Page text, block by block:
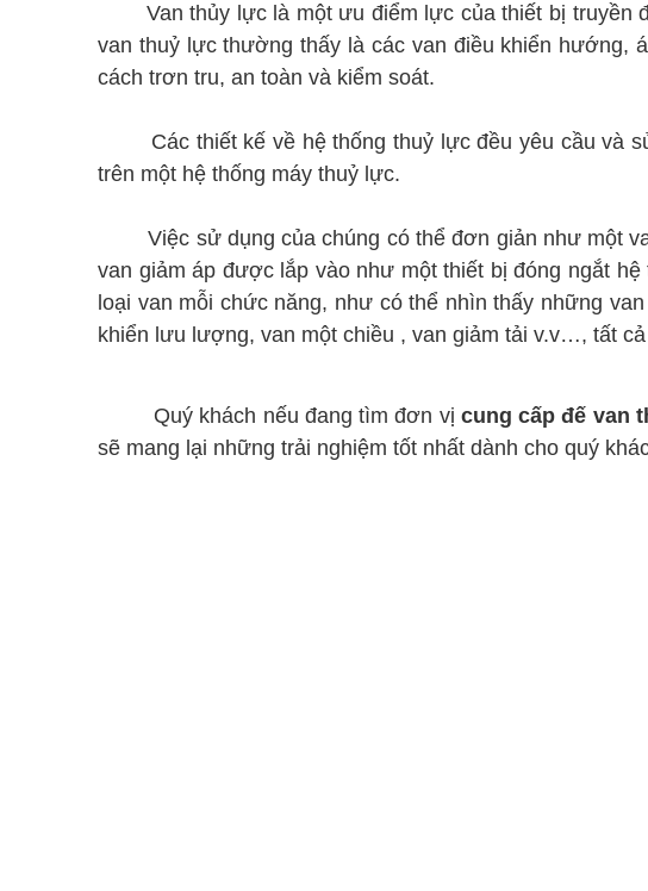
Van thủy lực là một ưu điểm lực của thiết bị truyền
van thuỷ lực thường thấy là các van điều khiển hướng,
cách trơn tru, an toàn và kiểm soát.
Các thiết kế về hệ thống thuỷ lực đều yêu cầu và sử
trên một hệ thống máy thuỷ lực.
Việc sử dụng của chúng có thể đơn giản như một
van giảm áp được lắp vào như một thiết bị đóng ngắt
loại van mỗi chức năng, như có thể nhìn thấy những
khiển lưu lượng, van một chiều , van giảm tải v.v…, tất
Quý khách nếu đang tìm đơn vị cung cấp đế van
sẽ mang lại những trải nghiệm tốt nhất dành cho quý